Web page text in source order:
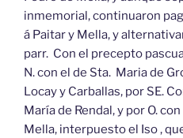
inmemorial, continuaron
á Paitar y Mella, y
parr. Con el precepto
N. con el de Sta. Maria de
Locay y Carballas, por SE.
María de Rendal, y por O.
Mella, interpuesto el Iso ,